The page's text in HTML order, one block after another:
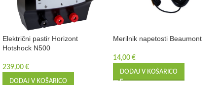
Električni pastir Horizont
Hotshock N500
239,00 €
DODAJ V KOŠARICO
Merilnik napetosti Beaumont
14,00 €
DODAJ V KOŠARICO